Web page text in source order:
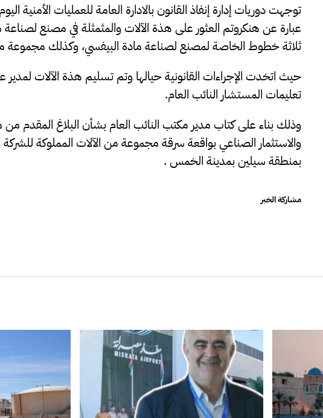
توجهت دوريات إدارة إنفاذ القانون بالادارة العامة للعمليات الأمنية
عبارة عن هنكروتم العثور على هذة الآلات والمثمثلة في مصنع
ثلاثة خطوط الخاصة لمصنع لصناعة مادة البيفسي، وكذلك مجموعة
حيث اتخدت الإجراءات القانونية حيالها وتم تسليم هذة الآلات لمدير
تعليمات المستشار النائب العام.
وذلك بناء على كتاب مدير مكتب النائب العام بشأن البلاغ المقدم من
والاستثمار الصناعي بواقعة سرقة مجموعة من الآلات المملوكة للشركة
بمنطقة سيلين بمدينة الخمس .
مشاركة الخبر